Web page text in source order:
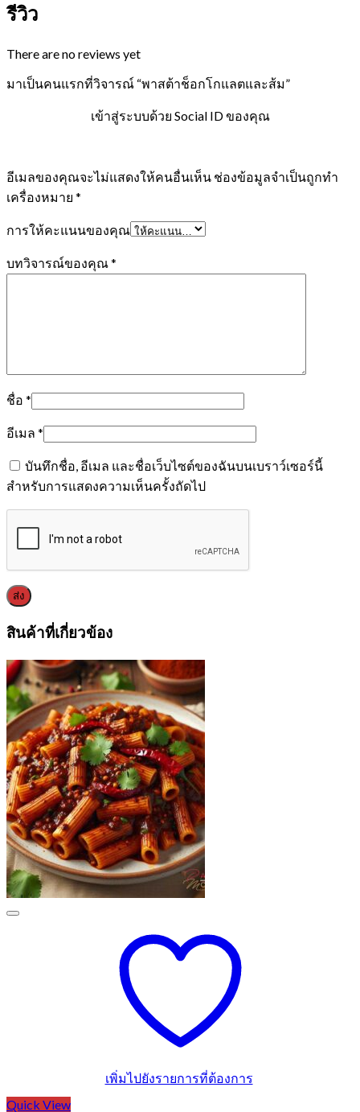
รีวิว
There are no reviews yet
มาเป็นคนแรกที่วิจารณ์ “พาสต้าช็อกโกแลตและส้ม”
เข้าสู่ระบบด้วย Social ID ของคุณ
อีเมลของคุณจะไม่แสดงให้คนอื่นเห็น ช่องข้อมูลจำเป็นถูกทำ
เครื่องหมาย *
การให้คะแนนของคุณ
บทวิจารณ์ของคุณ*
ชื่อ *
อีเมล *
บันทึกชื่อ, อีเมล และชื่อเว็บไซต์ของฉันบนเบราว์เซอร์นี้
สำหรับการแสดงความเห็นครั้งถัดไป
สินค้าที่เกี่ยวข้อง
เพิ่มไปยังรายการที่ต้องการ
Quick View